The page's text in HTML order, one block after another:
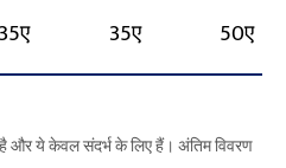
35ए 35ए 50ए
और ये केवल संदर्भ के लिए हैं। अंतिम विवरण